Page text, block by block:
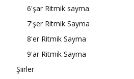
6'şar Ritmik sayma
7'şer Ritmik Sayma
8'er Ritmik Sayma
9'ar Ritmik Sayma
Şiirler